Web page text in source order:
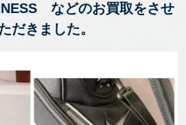
などのお買取をさせ
だきました。